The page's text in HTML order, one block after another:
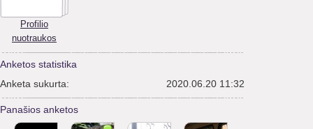
Profilio
nuotraukos
Anketos statistika
Anketa sukurta:
2020.06.20 11:32
Panašios anketos